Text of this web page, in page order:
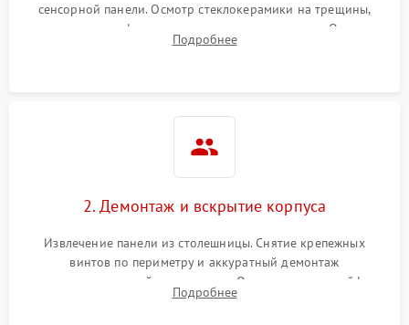
сенсорной панели. Осмотр стеклокерамики на трещины,
проверка конфорок на равномерность нагрева. Опрос
клиента о симптомах (не включается, не видит посуду,
Подробнее
2. Демонтаж и вскрытие корпуса
Извлечение панели из столешницы. Снятие крепежных
винтов по периметру и аккуратный демонтаж
стеклокерамической поверхности. Отсоединение шлейфов
сенсорного блока для доступа к силовым платам, катушкам
Подробнее